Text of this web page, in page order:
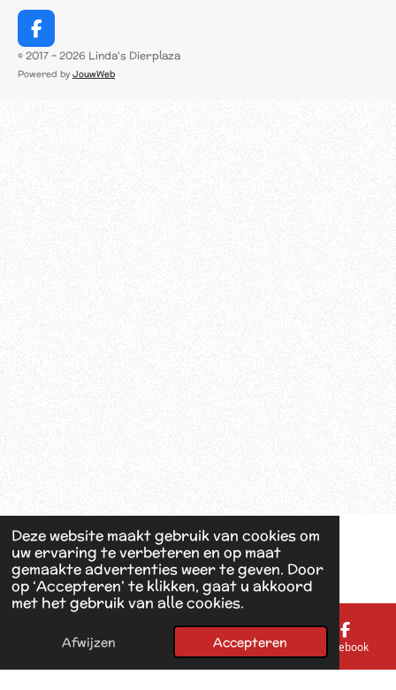
Deze website maakt gebruik van cookies om
uw ervaring te verbeteren en op maat
gemaakte advertenties weer te geven. Door
op ‘Accepteren’ te klikken, gaat u akkoord
met het gebruik van alle cookies.
Afwijzen Accepteren
F
a
c
© 2017 - 2026 Linda's Dierplaza
Powered by JouwWeb
E-mailadres Kaart Facebook